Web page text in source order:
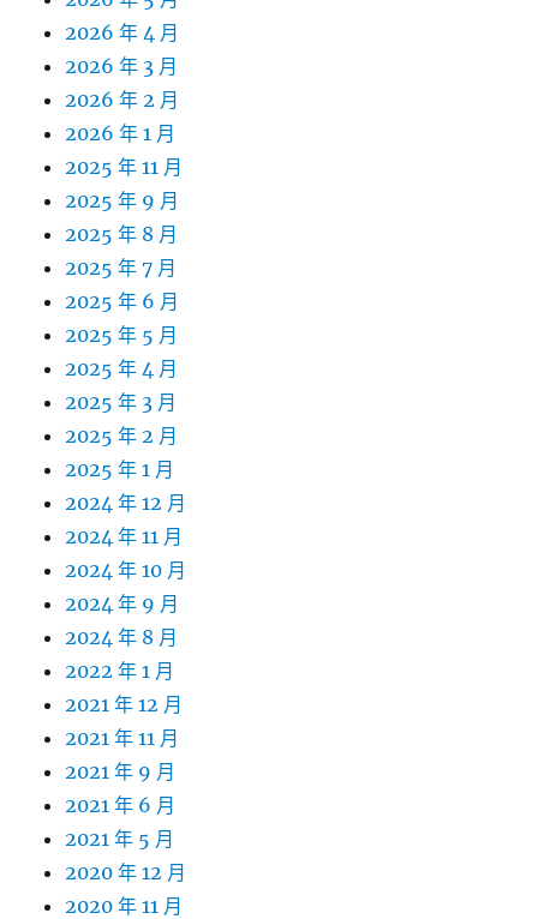
2026 年 4 月
2026 年 3 月
2026 年 2 月
2026 年 1 月
2025 年 11 月
2025 年 9 月
2025 年 8 月
2025 年 7 月
2025 年 6 月
2025 年 5 月
2025 年 4 月
2025 年 3 月
2025 年 2 月
2025 年 1 月
2024 年 12 月
2024 年 11 月
2024 年 10 月
2024 年 9 月
2024 年 8 月
2022 年 1 月
2021 年 12 月
2021 年 11 月
2021 年 9 月
2021 年 6 月
2021 年 5 月
2020 年 12 月
2020 年 11 月